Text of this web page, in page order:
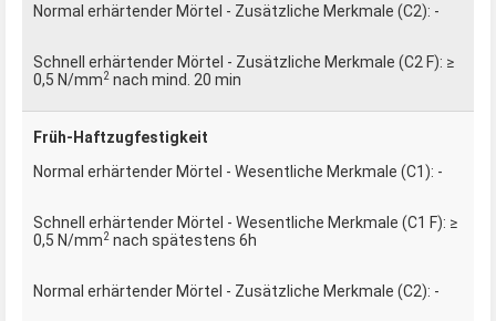
-
≥
0,5 N/mm2 nach mind. 20 min
Früh-Haftzugfestigkeit
-
≥
0,5 N/mm2 nach spätestens 6h
-